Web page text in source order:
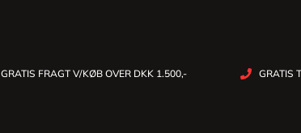
GRATIS FRAGT V/KØB OVER DKK 1.500,- GRATIS